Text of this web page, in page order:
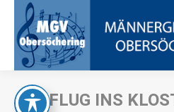
AUSFLUG INS